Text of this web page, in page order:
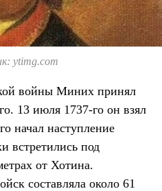
ytimg.com
войны Миних принял
13 июля 1737-го он взял
начал наступление
встретились под
от Хотина.
составляла около 61